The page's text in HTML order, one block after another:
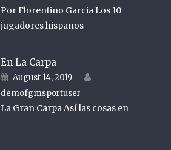
Por Florentino Garcia Los 10
jugadores hispanos
En La Carpa
Posted on
August 14, 2019
demofgmsportuser
La Gran Carpa Así las cosas en